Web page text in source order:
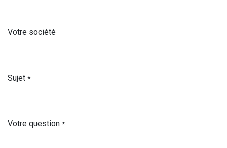
Votre société
Sujet *
Votre question *